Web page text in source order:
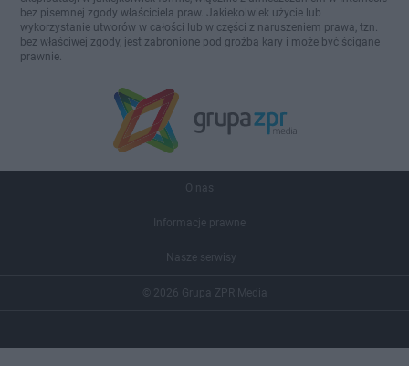
bez pisemnej zgody właściciela praw. Jakiekolwiek użycie lub
wykorzystanie utworów w całości lub w części z naruszeniem prawa, tzn.
bez właściwej zgody, jest zabronione pod groźbą kary i może być ścigane
prawnie.
O nas
Informacje prawne
Nasze serwisy
© 2026 Grupa ZPR Media